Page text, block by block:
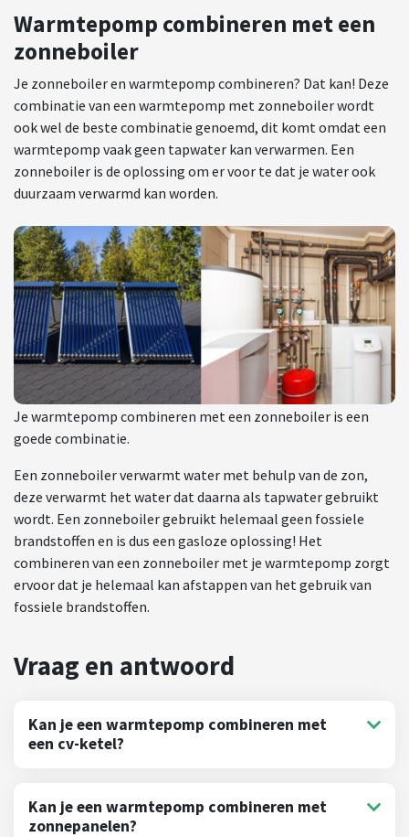
Warmtepomp combineren met een
zonneboiler
Je zonneboiler en warmtepomp combineren? Dat kan! Deze
combinatie van een warmtepomp met zonneboiler wordt
ook wel de beste combinatie genoemd, dit komt omdat een
warmtepomp vaak geen tapwater kan verwarmen. Een
zonneboiler is de oplossing om er voor te dat je water ook
duurzaam verwarmd kan worden.
Je warmtepomp combineren met een zonneboiler is een
goede combinatie.
Een zonneboiler verwarmt water met behulp van de zon,
deze verwarmt het water dat daarna als tapwater gebruikt
wordt. Een zonneboiler gebruikt helemaal geen fossiele
brandstoffen en is dus een gasloze oplossing! Het
combineren van een zonneboiler met je warmtepomp zorgt
ervoor dat je helemaal kan afstappen van het gebruik van
fossiele brandstoffen.
Kan je een warmtepomp combineren met
een cv-ketel?
Kan je een warmtepomp combineren met
zonnepanelen?